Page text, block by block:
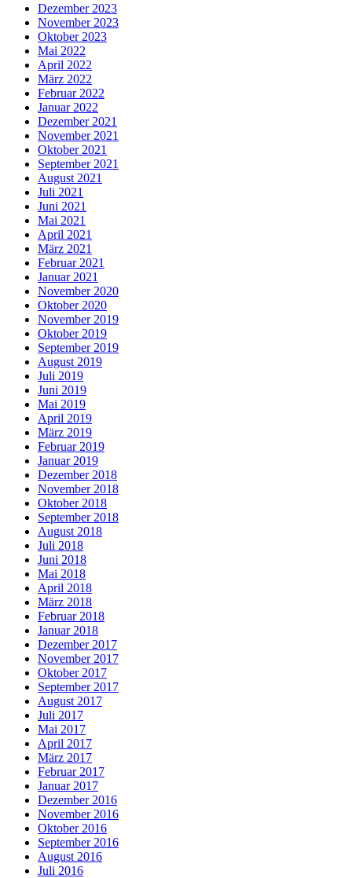
Dezember 2023
November 2023
Oktober 2023
Mai 2022
April 2022
März 2022
Februar 2022
Januar 2022
Dezember 2021
November 2021
Oktober 2021
September 2021
August 2021
Juli 2021
Juni 2021
Mai 2021
April 2021
März 2021
Februar 2021
Januar 2021
November 2020
Oktober 2020
November 2019
Oktober 2019
September 2019
August 2019
Juli 2019
Juni 2019
Mai 2019
April 2019
März 2019
Februar 2019
Januar 2019
Dezember 2018
November 2018
Oktober 2018
September 2018
August 2018
Juli 2018
Juni 2018
Mai 2018
April 2018
März 2018
Februar 2018
Januar 2018
Dezember 2017
November 2017
Oktober 2017
September 2017
August 2017
Juli 2017
Mai 2017
April 2017
März 2017
Februar 2017
Januar 2017
Dezember 2016
November 2016
Oktober 2016
September 2016
August 2016
Juli 2016